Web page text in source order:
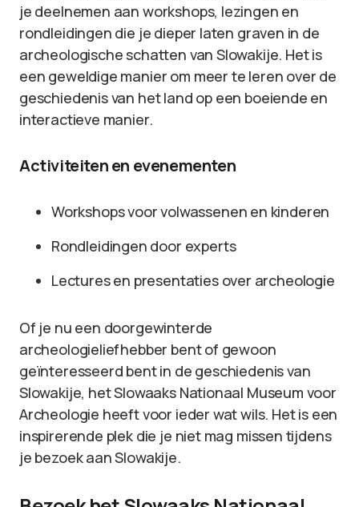
je deelnemen aan workshops, lezingen en
rondleidingen die je dieper laten graven in de
archeologische schatten van Slowakije. Het is
een geweldige manier om meer te leren over de
geschiedenis van het land op een boeiende en
interactieve manier.
Activiteiten en evenementen
Workshops voor volwassenen en kinderen
Rondleidingen door experts
Lectures en presentaties over archeologie
Of je nu een doorgewinterde
archeologieliefhebber bent of gewoon
geïnteresseerd bent in de geschiedenis van
Slowakije, het Slowaaks Nationaal Museum voor
Archeologie heeft voor ieder wat wils. Het is een
inspirerende plek die je niet mag missen tijdens
je bezoek aan Slowakije.